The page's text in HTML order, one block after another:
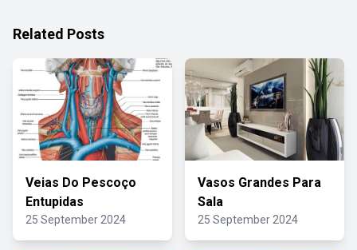
Related Posts
Veias Do Pescoço
Entupidas
25 September 2024
Vasos Grandes Para
Sala
25 September 2024